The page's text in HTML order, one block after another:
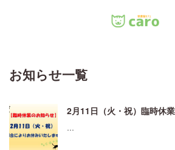
お知らせ一覧
2月11日（火・祝）臨時休
…
料金
里親について